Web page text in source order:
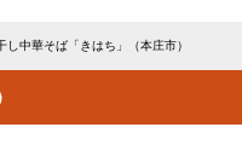
し中華そば「きはち」（本庄市）